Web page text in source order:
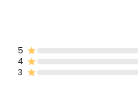
5
4
3